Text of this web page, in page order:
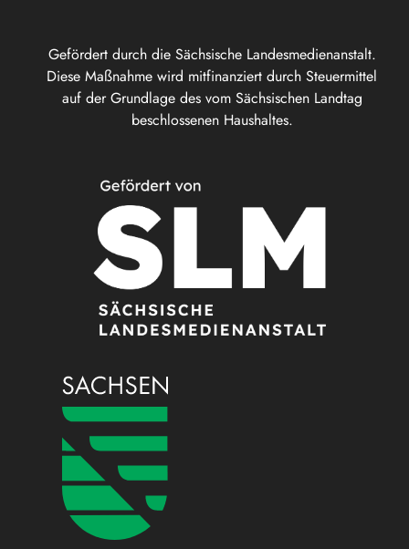
Gefördert durch die Sächsische Landesmedienanstalt.
Diese Maßnahme wird mitfinanziert durch Steuermittel
auf der Grundlage des vom Sächsischen Landtag
beschlossenen Haushaltes.